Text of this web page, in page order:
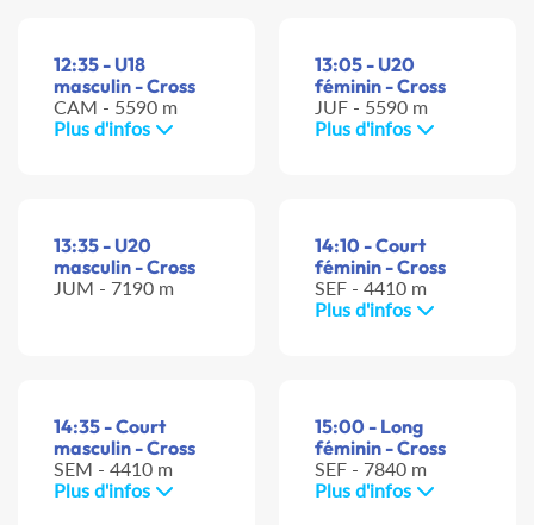
12:35 - U18
masculin - Cross
CAM - 5590 m
Plus d'infos
13:05 - U20
féminin - Cross
JUF - 5590 m
Plus d'infos
13:35 - U20
masculin - Cross
JUM - 7190 m
14:10 - Court
féminin - Cross
SEF - 4410 m
Plus d'infos
14:35 - Court
masculin - Cross
SEM - 4410 m
Plus d'infos
15:00 - Long
féminin - Cross
SEF - 7840 m
Plus d'infos